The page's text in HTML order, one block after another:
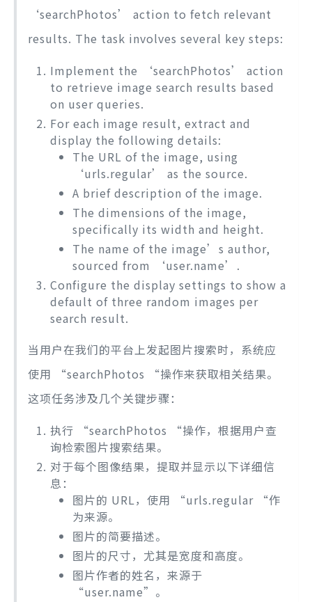
‘searchPhotos’ action to fetch relevant
results. The task involves several key steps:
Implement the ‘searchPhotos’ action
to retrieve image search results based
on user queries.
For each image result, extract and
display the following details:
The URL of the image, using
‘urls.regular’ as the source.
A brief description of the image.
The dimensions of the image,
specifically its width and height.
The name of the image’s author,
sourced from ‘user.name’.
Configure the display settings to show a
default of three random images per
search result.
当用户在我们的平台上发起图片搜索时，系统应
使用 “searchPhotos “操作来获取相关结果。
这项任务涉及几个关键步骤：
执行 “searchPhotos “操作，根据用户查
询检索图片搜索结果。
对于每个图像结果，提取并显示以下详细信
息：
图片的 URL，使用 “urls.regular “作
为来源。
图片的简要描述。
图片的尺寸，尤其是宽度和高度。
图片作者的姓名，来源于
“user.name”。